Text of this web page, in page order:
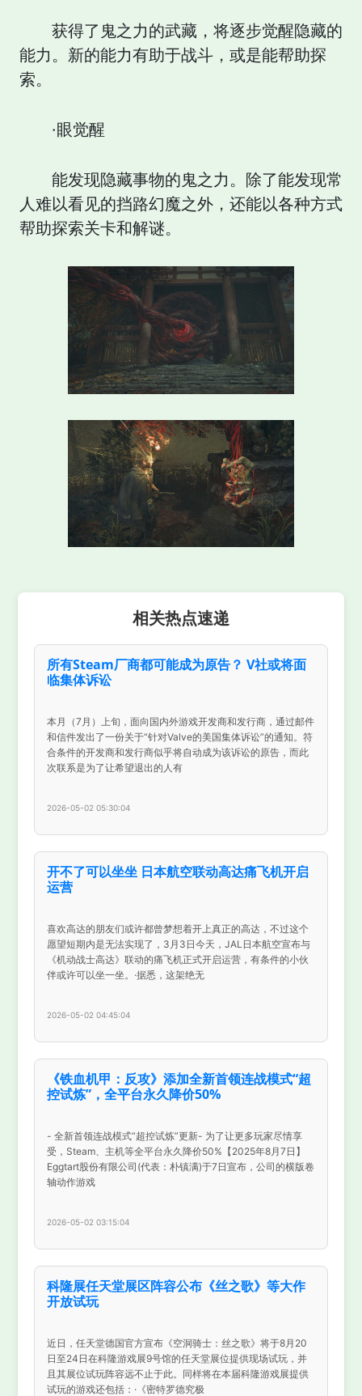
获得了鬼之力的武藏，将逐步觉醒隐藏的
能力。新的能力有助于战斗，或是能帮助探
索。
·眼觉醒
能发现隐藏事物的鬼之力。除了能发现常
人难以看见的挡路幻魔之外，还能以各种方式
帮助探索关卡和解谜。
相关热点速递
所有Steam厂商都可能成为原告？ V社或将面
临集体诉讼
本月（7月）上旬，面向国内外游戏开发商和发行商，通过邮件
和信件发出了一份关于“针对Valve的美国集体诉讼”的通知。符
合条件的开发商和发行商似乎将自动成为该诉讼的原告，而此
次联系是为了让希望退出的人有
2026-05-02 05:30:04
开不了可以坐坐 日本航空联动高达痛飞机开启
运营
喜欢高达的朋友们或许都曾梦想着开上真正的高达，不过这个
愿望短期内是无法实现了，3月3日今天，JAL日本航空宣布与
《机动战士高达》联动的痛飞机正式开启运营，有条件的小伙
伴或许可以坐一坐。·据悉，这架绝无
2026-05-02 04:45:04
《铁血机甲：反攻》添加全新首领连战模式“超
控试炼”，全平台永久降价50%
- 全新首领连战模式“超控试炼”更新- 为了让更多玩家尽情享
受，Steam、主机等全平台永久降价50%【2025年8月7日】
Eggtart股份有限公司(代表：朴镇满)于7日宣布，公司的横版卷
轴动作游戏
2026-05-02 03:15:04
科隆展任天堂展区阵容公布《丝之歌》等大作
开放试玩
近日，任天堂德国官方宣布《空洞骑士：丝之歌》将于8月20
日至24日在科隆游戏展9号馆的任天堂展位提供现场试玩，并
且其展位试玩阵容远不止于此。同样将在本届科隆游戏展提供
试玩的游戏还包括：·《密特罗德究极